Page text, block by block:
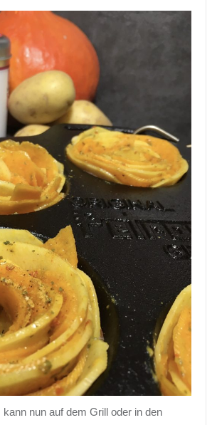
nun auf dem Grill oder in den